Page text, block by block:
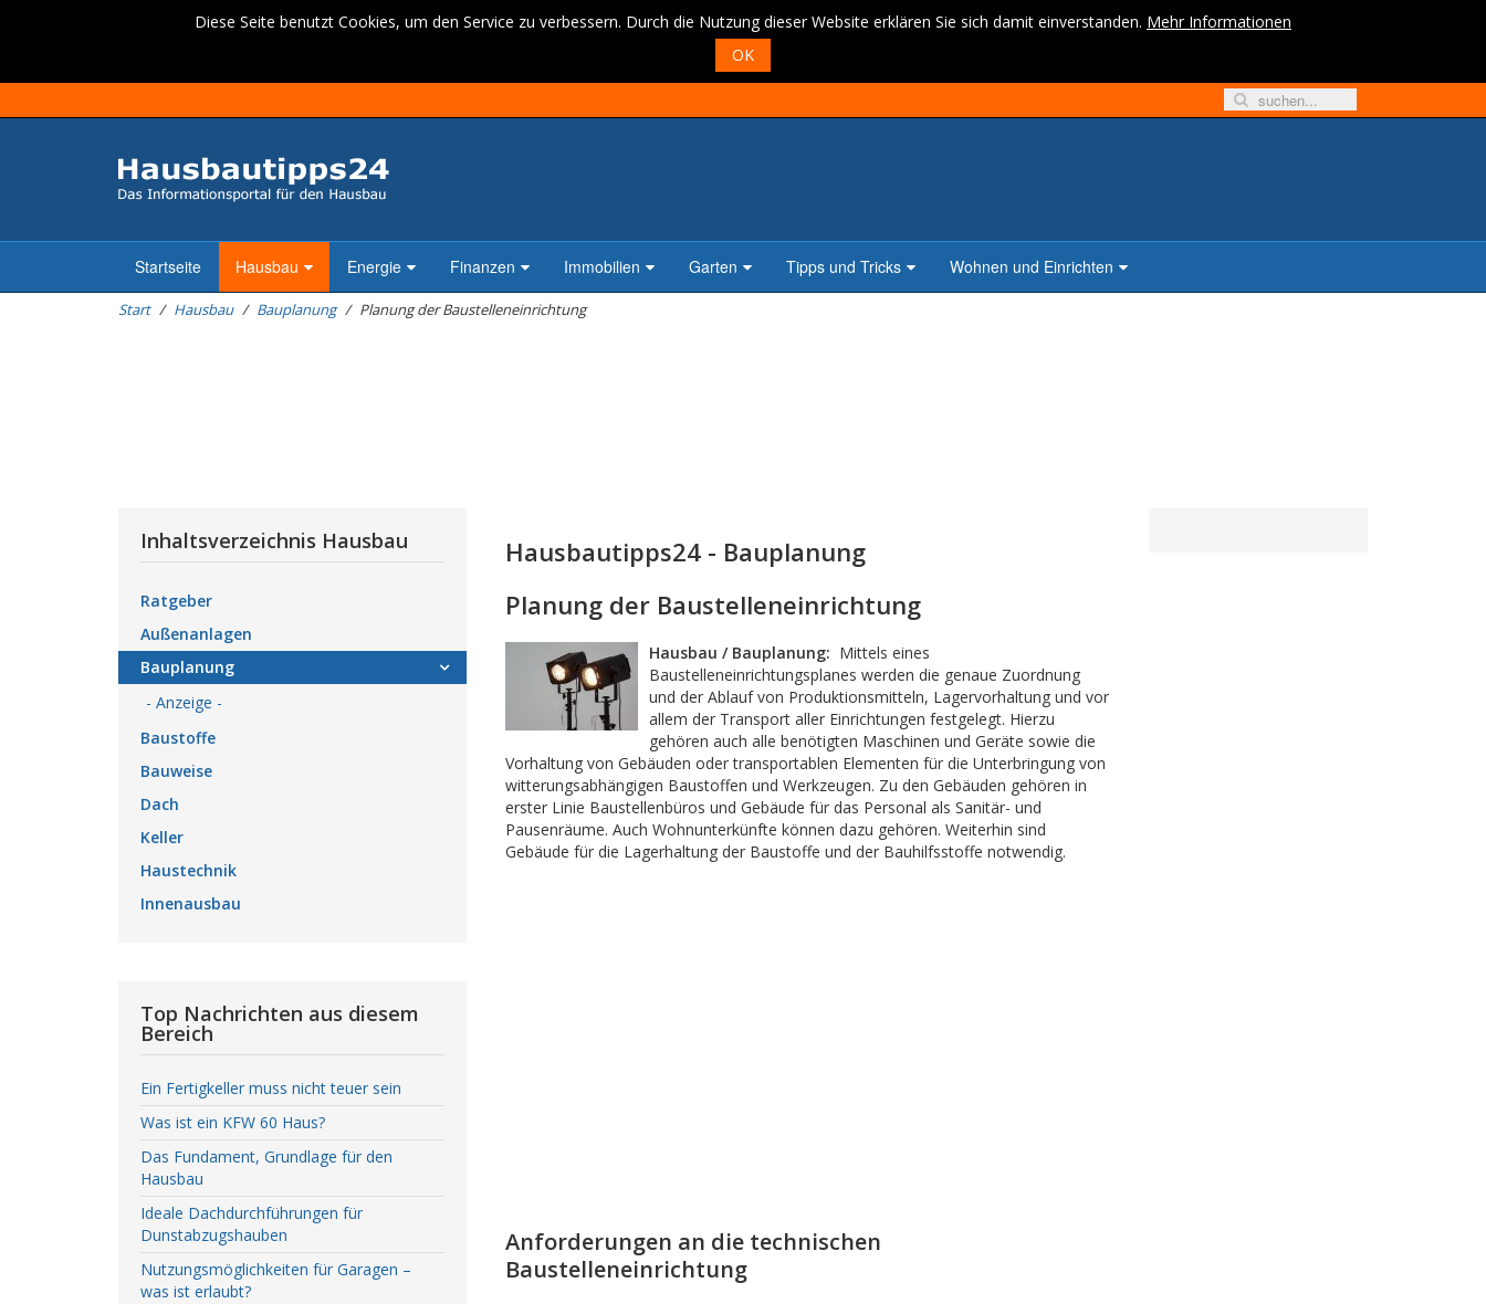
Diese Seite benutzt Cookies, um den Service zu verbessern. Durch die Nutzung dieser Website erklären Sie sich damit einverstanden. Mehr Informationen
OK
Startseite Hausbau Energie Finanzen Immobilien Garten Tipps und Tricks Wohnen und Einrichten
Start Hausbau Bauplanung Planung der Baustelleneinrichtung
Hausbautipps24 - Bauplanung
Planung der Baustelleneinrichtung
Hausbau / Bauplanung: Mittels eines
Baustelleneinrichtungsplanes werden die genaue Zuordnung
und der Ablauf von Produktionsmitteln, Lagervorhaltung und vor
allem der Transport aller Einrichtungen festgelegt. Hierzu
gehören auch alle benötigten Maschinen und Geräte sowie die
Vorhaltung von Gebäuden oder transportablen Elementen für die Unterbringung von
witterungsabhängigen Baustoffen und Werkzeugen. Zu den Gebäuden gehören in
erster Linie Baustellenbüros und Gebäude für das Personal als Sanitär- und
Pausenräume. Auch Wohnunterkünfte können dazu gehören. Weiterhin sind
Gebäude für die Lagerhaltung der Baustoffe und der Bauhilfsstoffe notwendig.
Anforderungen an die technischen
Baustelleneinrichtung
Inhaltsverzeichnis Hausbau
Ratgeber
Außenanlagen
Bauplanung
- Anzeige -
Baustoffe
Bauweise
Dach
Keller
Haustechnik
Innenausbau
Top Nachrichten aus diesem
Bereich
Ein Fertigkeller muss nicht teuer sein
Was ist ein KFW 60 Haus?
Das Fundament, Grundlage für den
Hausbau
Ideale Dachdurchführungen für
Dunstabzugshauben
Nutzungsmöglichkeiten für Garagen –
was ist erlaubt?